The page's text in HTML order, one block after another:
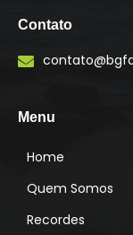
s
t
a
g
m
Contato
Menu
Home
Quem Somos
Recordes